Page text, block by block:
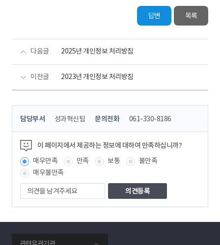
답변 목록
다음글 2025년 개인정보 처리방침
이전글 2023년 개인정보 처리방침
콘
츠
정
보
책
임
자
담당부서 성과혁신팀 문의전화 061-330-8186
이 페이지에서 제공하는 정보에 대하여 만족하십니까?
매우만족
만족 보통
불만족
매우불만족
의
견
을
겨
주
세